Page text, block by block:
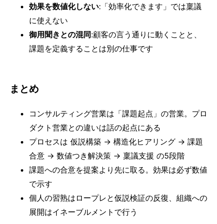
効果を数値化しない:「効率化できます」では稟議
に使えない
御用聞きとの混同:顧客の言う通りに動くことと、
課題を定義することは別の仕事です
まとめ
コンサルティング営業は「課題起点」の営業。プロ
ダクト営業との違いは話の起点にある
プロセスは 仮説構築 → 構造化ヒアリング → 課題
合意 → 数値つき解決策 → 稟議支援 の5段階
課題への合意を提案より先に取る。効果は必ず数値
で示す
個人の習熟はロープレと仮説検証の反復、組織への
展開はイネーブルメントで行う